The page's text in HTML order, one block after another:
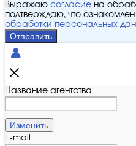
Выражаю согласие на
подтверждаю, что
обработки персональных
Отправить
Название агентства
Изменить
E-mail